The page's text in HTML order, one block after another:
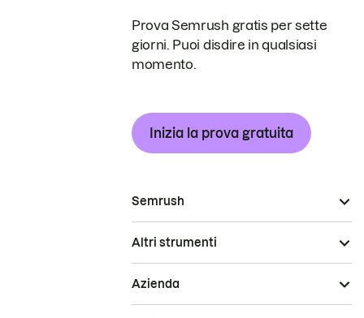
Prova Semrush gratis per sette
giorni. Puoi disdire in qualsiasi
momento.
Inizia la prova gratuita
Semrush
Altri strumenti
Azienda